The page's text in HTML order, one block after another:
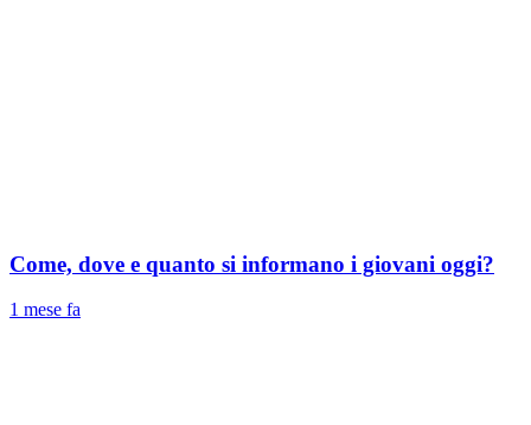
Come, dove e quanto si informano i giovani oggi?
1 mese fa